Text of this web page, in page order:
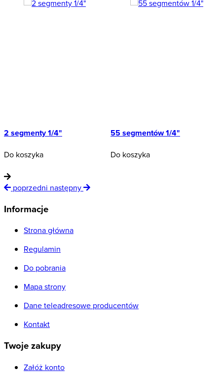
2 segmenty 1/4"
Do koszyka
55 segmentów 1/4"
Do koszyka
poprzedni następny
Informacje
Strona główna
Regulamin
Do pobrania
Mapa strony
Dane teleadresowe producentów
Kontakt
Twoje zakupy
Załóż konto